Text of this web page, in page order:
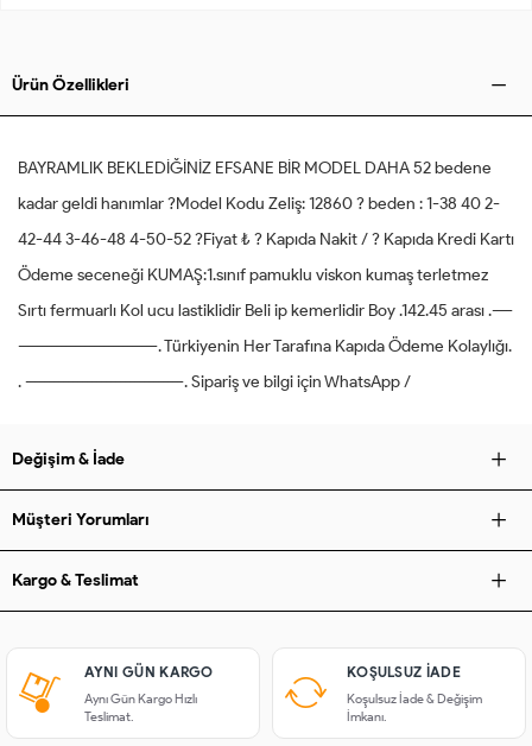
Ürün Özellikleri
BAYRAMLIK BEKLEDİĞİNİZ EFSANE BİR MODEL DAHA 52 bedene
kadar geldi hanımlar ?Model Kodu Zeliş: 12860 ? beden : 1-38 40 2-
42-44 3-46-48 4-50-52 ?Fiyat ₺ ? Kapıda Nakit / ? Kapıda Kredi Kartı
Ödeme seceneği KUMAŞ:1.sınıf pamuklu viskon kumaş terletmez
Sırtı fermuarlı Kol ucu lastiklidir Beli ip kemerlidir Boy .142.45 arası .----
-----------------------------. Türkiyenin Her Tarafına Kapıda Ödeme Kolaylığı.
. ---------------------------------. Sipariş ve bilgi için WhatsApp /
Değişim & İade
Müşteri Yorumları
Kargo & Teslimat
AYNI GÜN KARGO
Aynı Gün Kargo Hızlı
Teslimat.
KOŞULSUZ IADE
Koşulsuz İade & Değişim
İmkanı.